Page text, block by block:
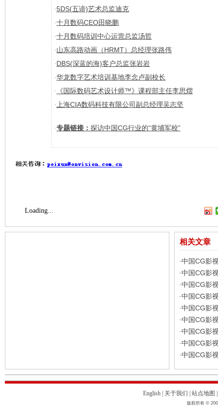
·5DS(五谛)艺术总监迪克
·十月数码CEO田晓鹏
·十月数码培训中心运营总监汤哲
·山东高路动画（HRMT）总经理张路伟
·DBS(深蓝的海)客户总监张岩岩
·华龙数字艺术培训基地李念卢副校长
· 《国际数码艺术设计师™》课程部主任李思熠
· 上海CIA数码科技有限公司副总经理吴志坚
·专题链接： 探访中国CG行业的“黄埔军校”
Loading...
相关文章
·中国CG影
·中国CG影
·中国CG影
·中国CG影
·中国CG影
·中国CG影
·中国CG影
·中国CG影
·中国CG影
English 关于我们 站点地图
版权所有 ©